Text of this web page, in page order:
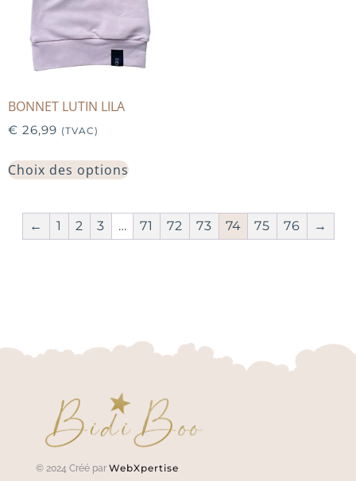
BONNET LUTIN LILA
€ 26,99 (TVAC)
Choix des options
← 1 2 3 … 71 72 73 74 75 76 →
© 2024 Créé par WebXpertise